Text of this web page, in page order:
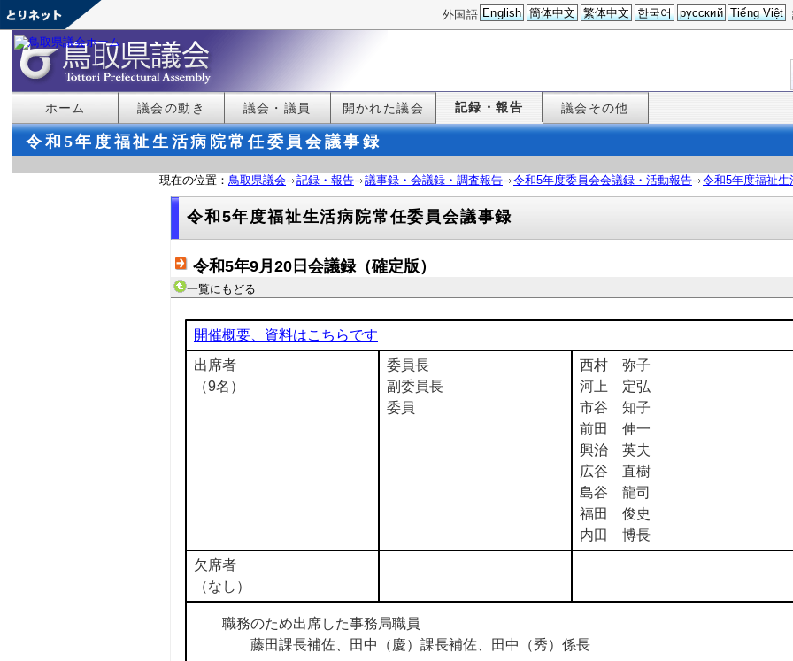
外国語 English 簡体中文 繁体中文 한국어 русский Tiếng Việt
ホーム 議会の動き 議会・議員 開かれた議会 記録・報告 議会その他
令和5年度福祉生活病院常任委員会議事録
現在の位置： 鳥取県議会 記録・報告 議事録・会議録・調査報告 令和5年度委員会会議録・活動報告 令和5年度福祉
令和5年度福祉生活病院常任委員会議事録
令和5年9月20日会議録（確定版）
一覧にもどる
開催概要、資料はこちらです
出席者
（9名）
委員長
副委員長
委員
西村 弥子
河上 定弘
市谷 知子
前田 伸一
興治 英夫
広谷 直樹
島谷 龍司
福田 俊史
内田 博長
欠席者
（なし）
職務のため出席した事務局職員
藤田課長補佐、田中（慶）課長補佐、田中（秀）係長